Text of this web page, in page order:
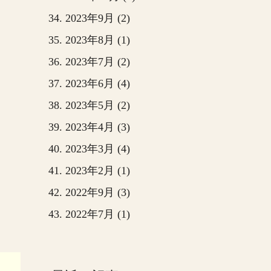
2023年9月 (2)
2023年8月 (1)
2023年7月 (2)
2023年6月 (4)
2023年5月 (2)
2023年4月 (3)
2023年3月 (4)
2023年2月 (1)
2022年9月 (3)
2022年7月 (1)